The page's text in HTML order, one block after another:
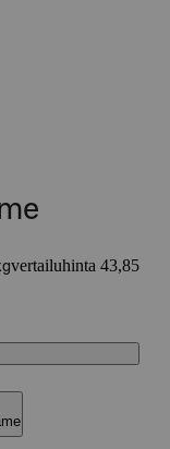
vertailuhinta 43,85